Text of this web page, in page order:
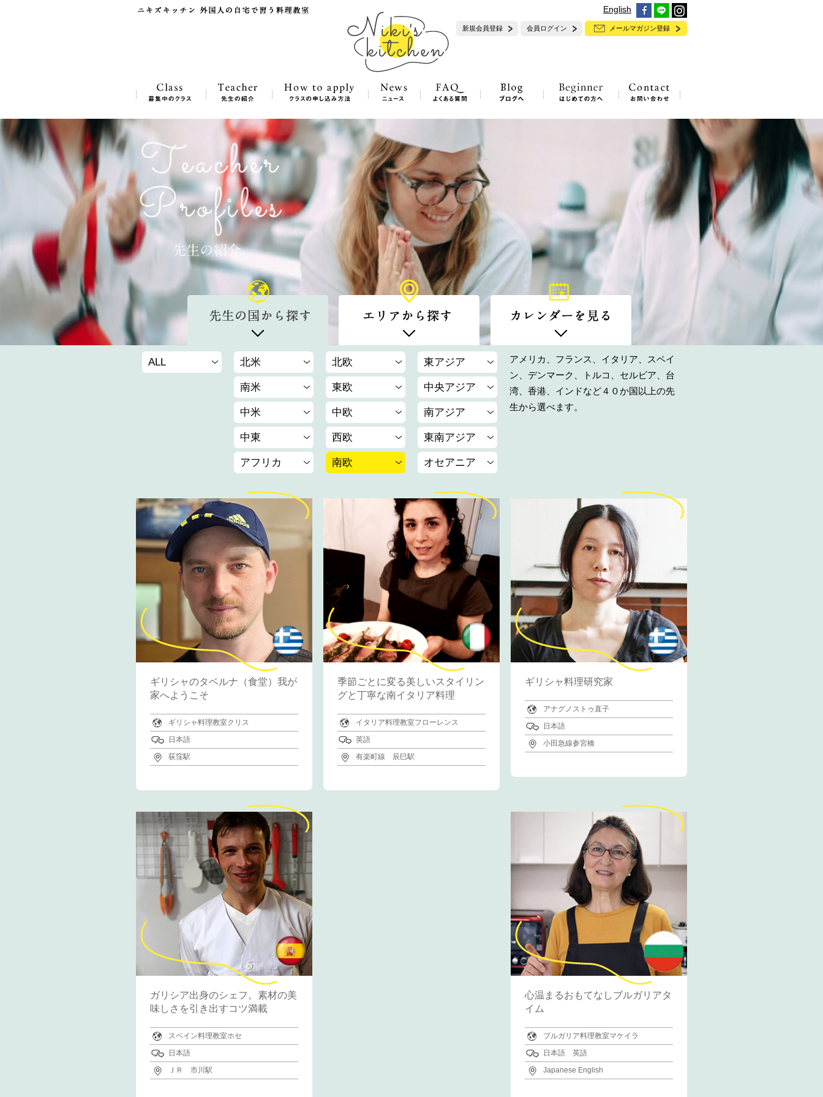
English
新規会員登録 会員ログイン メールマガジン登録
ALL 北米
南米
中米
中東
アフリカ
北欧
東欧
中欧
西欧
南欧
東アジア
中央アジア
南アジア
東南アジア
オセアニア
アメリカ、フランス、イタリア、スペイ
ン、デンマーク、トルコ、セルビア、台
湾、香港、インドなど４０か国以上の先
生から選べます。
ギリシャのタベルナ（食堂）我が
家へようこそ
ギリシャ料理教室クリス
日本語
荻窪駅
季節ごとに変る美しいスタイリン
グと丁寧な南イタリア料理
イタリア料理教室フローレンス
英語
有楽町線 辰巳駅
ギリシャ料理研究家
アナグノストゥ直子
日本語
小田急線参宮橋
ガリシア出身のシェフ。素材の美
味しさを引き出すコツ満載
スペイン料理教室ホセ
日本語
ＪＲ 市川駅
心温まるおもてなしブルガリアタ
イム
ブルガリア料理教室マケイラ
日本語 英語
Japanese English